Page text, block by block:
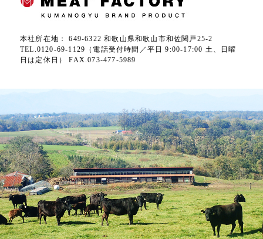
本社所在地： 649-6322 和歌山県和歌山市和佐関戸25-2
TEL.0120-69-1129（電話受付時間／平日 9:00-17:00 土、日曜
日は定休日） FAX.073-477-5989